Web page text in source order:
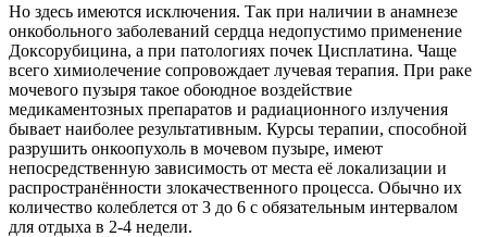
Но здесь имеются исключения. Так при наличии в анамнезе
онкобольного заболеваний сердца недопустимо применение
Доксорубицина, а при патологиях почек Цисплатина. Чаще
всего химиолечение сопровождает лучевая терапия. При раке
мочевого пузыря такое обоюдное воздействие
медикаментозных препаратов и радиационного излучения
бывает наиболее результативным. Курсы терапии, способной
разрушить онкоопухоль в мочевом пузыре, имеют
непосредственную зависимость от места её локализации и
распространённости злокачественного процесса. Обычно их
количество колеблется от 3 до 6 с обязательным интервалом
для отдыха в 2-4 недели.